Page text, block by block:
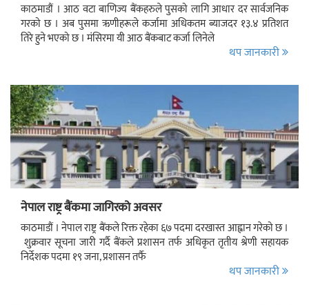
काठमाडौं । आठ वटा बाणिज्य बैंकहरुले पुसको लागि आधार दर सार्वजनिक
गरको छ । अब पुसमा ऋणीहरूले कर्जामा अधिकतम ब्याजदर १३.४ प्रतिशत
तिरे हुने भएको छ । मंसिरमा यी आठ बैंकबाट कर्जा लिनेले
थप जानकारी
नेपाल राष्ट्र बैंकमा जागिरको अवसर
काठमाडौं । नेपाल राष्ट्र बैंकले रिक्त रहेका ६७ पदमा दरखास्त आह्वान गरेको छ ।
शुक्रवार सूचना जारी गर्दै बैंकले प्रशासन तर्फ अधिकृत तृतीय श्रेणी सहायक
निर्देशक पदमा १९ जना, प्रशासन तर्फै
थप जानकारी